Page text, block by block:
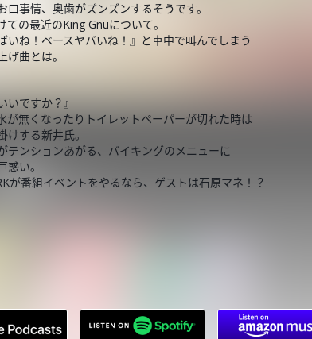
口事情、奥歯がズンズンするそうです。
ての最近のKing Gnuについて。
いね！ベースヤバいね！』と車中で叫んでしまう
げ曲とは。
いですか？』
が無くなったりトイレットペーパーが切れた時は
けする新井氏。
テンションあがる、バイキングのメニューに
惑い。
が番組イベントをやるなら、ゲストは石原マネ！？